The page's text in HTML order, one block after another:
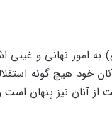
به امور نهانی و
خود هیچ گونه